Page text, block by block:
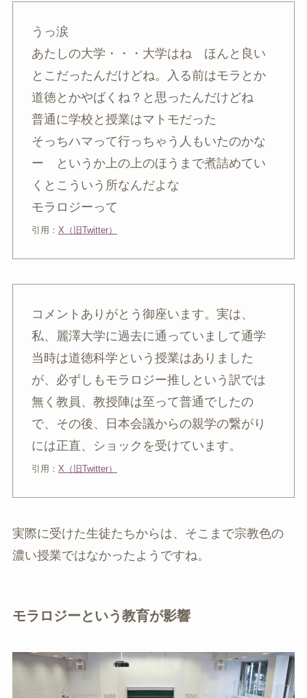
うっ涙
あたしの大学・・・大学はね ほんと良い
とこだったんだけどね。入る前はモラとか
道徳とかやばくね？と思ったんだけどね
普通に学校と授業はマトモだった
そっちハマって行っちゃう人もいたのかな
ー というか上の上のほうまで煮詰めてい
くとこういう所なんだよな
モラロジーって
引用： X（旧Twitter）
コメントありがとう御座います。実は、
私、麗澤大学に過去に通っていまして通学
当時は道徳科学という授業はありました
が、必ずしもモラロジー推しという訳では
無く教員、教授陣は至って普通でしたの
で、その後、日本会議からの親学の繋がり
には正直、ショックを受けています。
引用： X（旧Twitter）
実際に受けた生徒たちからは、そこまで宗教色の
濃い授業ではなかったようですね。
モラロジーという教育が影響